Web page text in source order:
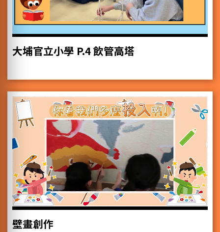
大埔官立小學 P.4 飲管高塔
壁畫創作